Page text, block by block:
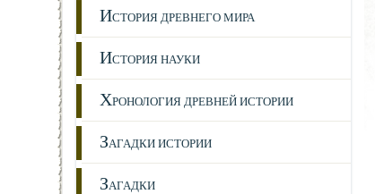
ИСТОРИЯ ДРЕВНЕГО МИРА
ИСТОРИЯ НАУКИ
ХРОНОЛОГИЯ ДРЕВНЕЙ ИСТОРИИ
ЗАГАДКИ ИСТОРИИ
ЗАГАДКИ